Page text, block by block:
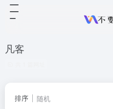
凡客
排序 随机